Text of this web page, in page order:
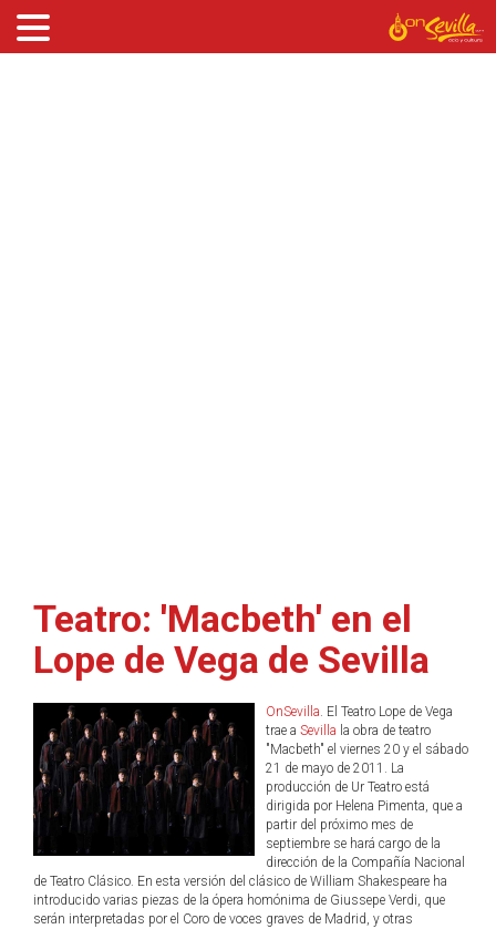
Teatro: 'Macbeth' en el
Lope de Vega de Sevilla
OnSevilla. El Teatro Lope de Vega
trae a Sevilla la obra de teatro
"Macbeth" el viernes 20 y el sábado
21 de mayo de 2011. La
producción de Ur Teatro está
dirigida por Helena Pimenta, que a
partir del próximo mes de
septiembre se hará cargo de la
dirección de la Compañía Nacional
de Teatro Clásico. En esta versión del clásico de William Shakespeare ha
introducido varias piezas de la ópera homónima de Giussepe Verdi, que
serán interpretadas por el Coro de voces graves de Madrid, y otras